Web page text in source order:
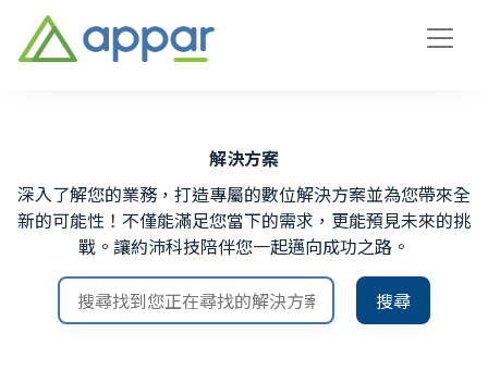
解決方案
深入了解您的業務，打造專屬的數位解決方案並為您帶來全
新的可能性！不僅能滿足您當下的需求，更能預見未來的挑
戰。讓約沛科技陪伴您一起邁向成功之路。
搜尋